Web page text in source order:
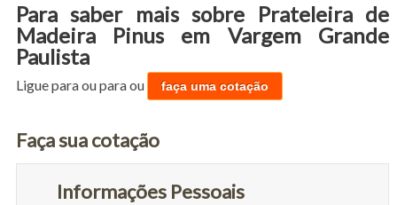
Para saber mais sobre Prateleira de
Madeira Pinus em Vargem Grande
Paulista
Ligue paraou paraou faça uma cotação
Faça sua cotação
Informações Pessoais